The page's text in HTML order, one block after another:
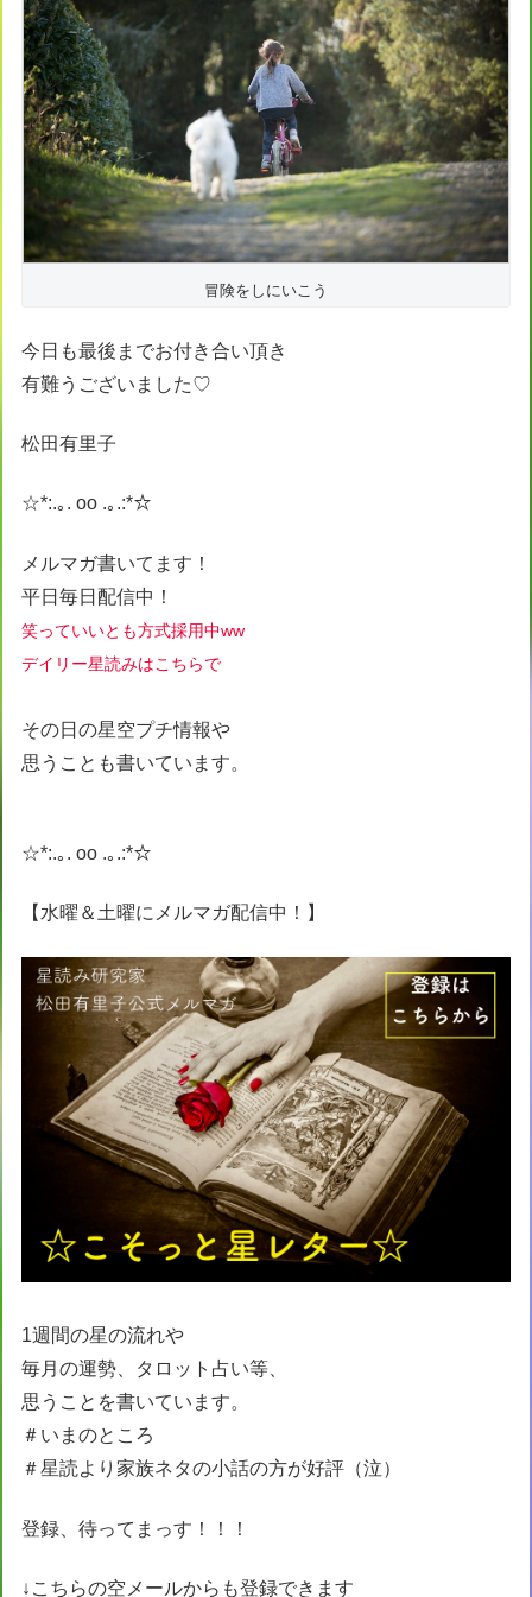
冒険をしにいこう
今日も最後までお付き合い頂き
有難うございました♡
松田有里子
☆*:.｡. oo .｡.:*☆
メルマガ書いてます！
平日毎日配信中！
笑っていいとも方式採用中ww
デイリー星読みはこちらで
その日の星空プチ情報や
思うことも書いています。
☆*:.｡. oo .｡.:*☆
【水曜＆土曜にメルマガ配信中！】
1週間の星の流れや
毎月の運勢、タロット占い等、
思うことを書いています。
＃いまのところ
＃星読より家族ネタの小話の方が好評（泣）
登録、待ってまっす！！！
↓こちらの空メールからも登録できます